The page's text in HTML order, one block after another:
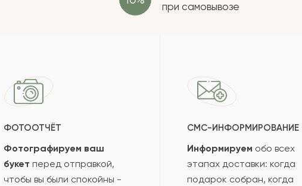
при самовывозе
ФОТООТЧЁТ
Фотографируем ваш
букет перед отправкой,
чтобы вы были спокойны -
СМС-ИНФОРМИРОВАНИЕ
Информируем обо всех
этапах доставки: когда
подарок собран, когда